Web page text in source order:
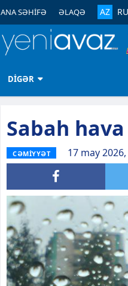
ANA SƏHİFƏ ƏLAQƏ AZ RU
DİGƏR
Sabah
CƏMİYYƏT 17 may